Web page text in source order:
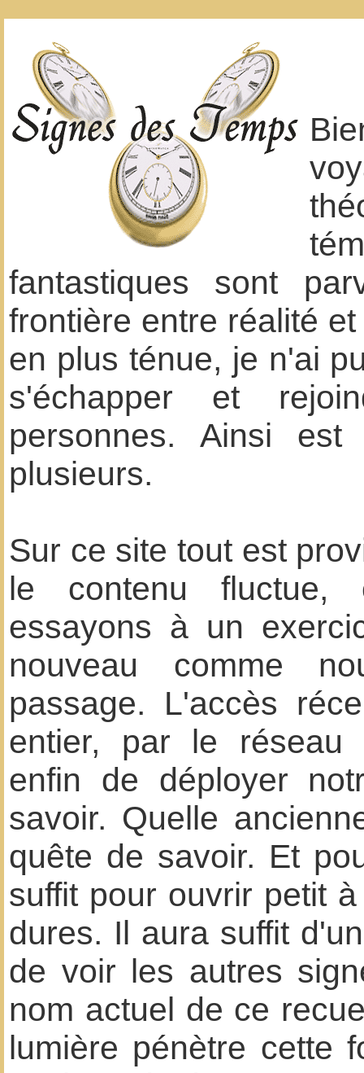
fantastiques sont
frontière entre réalité
en plus ténue, je n'ai
s'échapper et
personnes. Ainsi
plusieurs.
Sur ce site tout est
le contenu fluctue,
essayons à un
nouveau comme
passage. L'accès
entier, par le réseau
enfin de déployer
savoir. Quelle
quête de savoir. Et
suffit pour ouvrir petit
dures. Il aura suffit
de voir les autres
nom actuel de ce
lumière pénètre cette